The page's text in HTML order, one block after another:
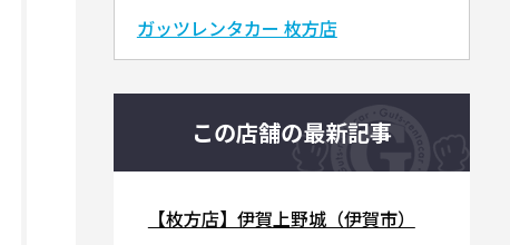
ガッツレンタカー 枚方店
この店舗の最新記事
【枚方店】伊賀上野城（伊賀市）